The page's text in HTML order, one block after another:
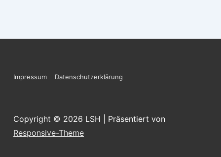
Footer-
Impressum Datenschutzerklärung
Copyright © 2026 LSH
| Präsentiert von
Responsive-Theme